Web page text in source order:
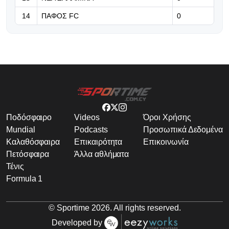
14 ΠΑΦΟΣ FC 0
Ποδόσφαιρο
Mundial
Καλαθόσφαιρα
Πετόσφαιρα
Τένις
Formula 1
Videos
Podcasts
Επικαιρότητα
Άλλα αθλήματα
Όροι Χρήσης
Προσωπικά Δεδομένα
Επικοινωνία
© Sportime 2026. All rights reserved.
Developed by